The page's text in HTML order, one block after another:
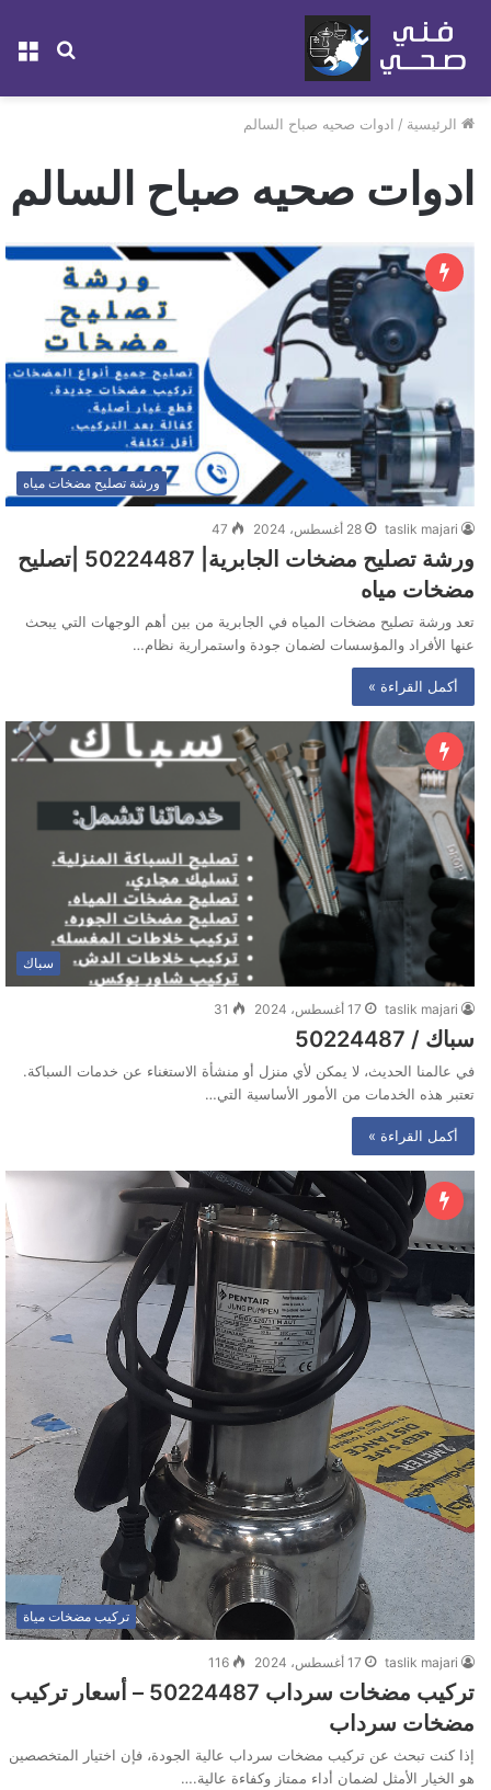
بحث
الرئيسية / ادوات صحيه صباح السالم
ادوات صحيه صباح السالم
ورشة تصليح مضخات مياه
taslik majari 28 أغسطس، 2024 47
ورشة تصليح مضخات الجابرية| 50224487 |تصليح
مضخات مياه
تعد ورشة تصليح مضخات المياه في الجابرية من بين أهم الوجهات التي يبحث
عنها الأفراد والمؤسسات لضمان جودة واستمرارية نظام…
أكمل القراءة »
سباك
taslik majari 17 أغسطس، 2024 31
سباك / 50224487
في عالمنا الحديث، لا يمكن لأي منزل أو منشأة الاستغناء عن خدمات السباكة.
تعتبر هذه الخدمات من الأمور الأساسية التي…
أكمل القراءة »
تركيب مضخات مياة
taslik majari 17 أغسطس، 2024 116
تركيب مضخات سرداب 50224487‬ – أسعار تركيب
مضخات سرداب
إذا كنت تبحث عن تركيب مضخات سرداب عالية الجودة، فإن اختيار المتخصصين
هو الخيار الأمثل لضمان أداء ممتاز وكفاءة عالية.…